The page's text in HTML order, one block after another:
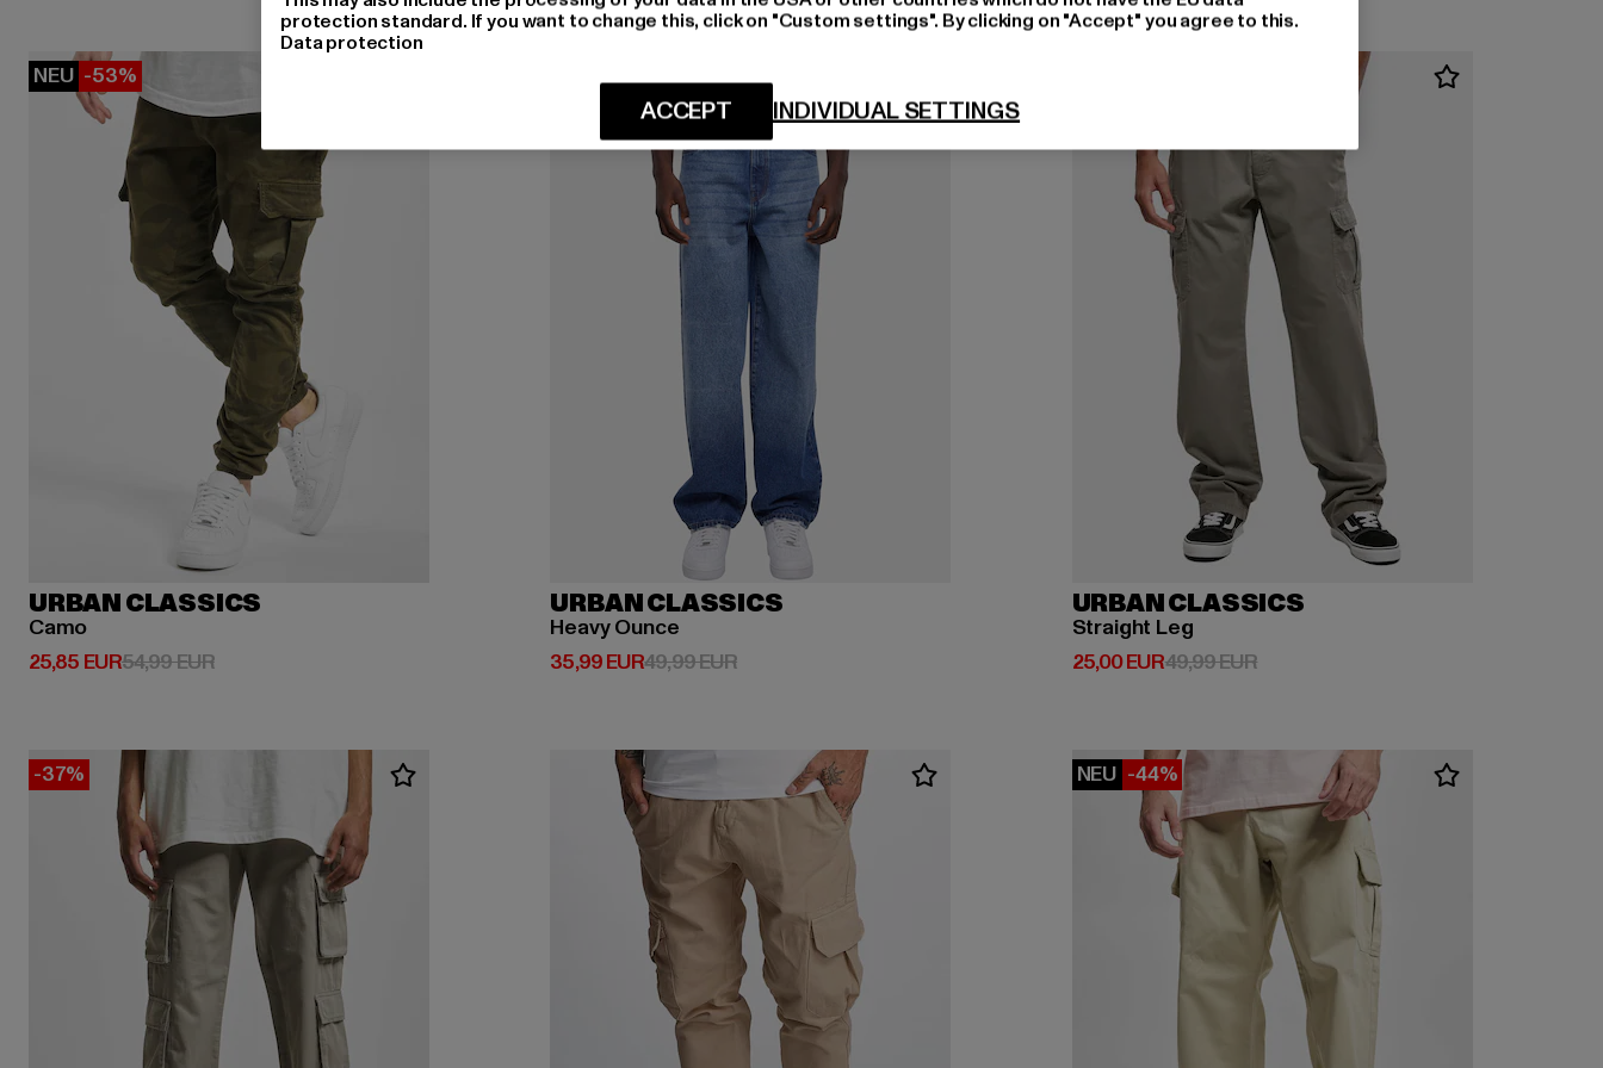
NEU -53%
URBAN CLASSICS
Camo
25,85 EUR
Derzeitiger Preis: 25,85 EUR
54,99 EURAktionspreis: 54,99 EUR
-28%
URBAN CLASSICS
Heavy Ounce
35,99 EUR
Derzeitiger Preis: 35,99 EUR
49,99 EURAktionspreis: 49,99 EUR
URBAN CLASSICS
Straight Leg
25,00 EUR
Derzeitiger Preis: 25,00 EUR
49,99 EURAktionspreis: 49,99 EUR
-37% NEU -44%
protection standard. If you want to change this, click on "Custom settings". By clicking on "Accept" you agree to this.
Data protection
INDIVIDUAL SETTINGS
ACCEPT